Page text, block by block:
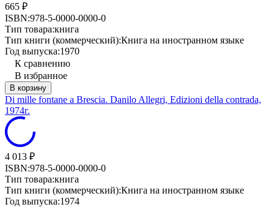
665 ₽
ISBN:978-5-0000-0000-0
Тип товара:книга
Тип книги (коммерческий):Книга на иностранном языке
Год выпуска:1970
К сравнению
В избранное
В корзину
Di mille fontane a Brescia. Danilo Allegri, Edizioni della contrada,
1974г.
4 013 ₽
ISBN:978-5-0000-0000-0
Тип товара:книга
Тип книги (коммерческий):Книга на иностранном языке
Год выпуска:1974